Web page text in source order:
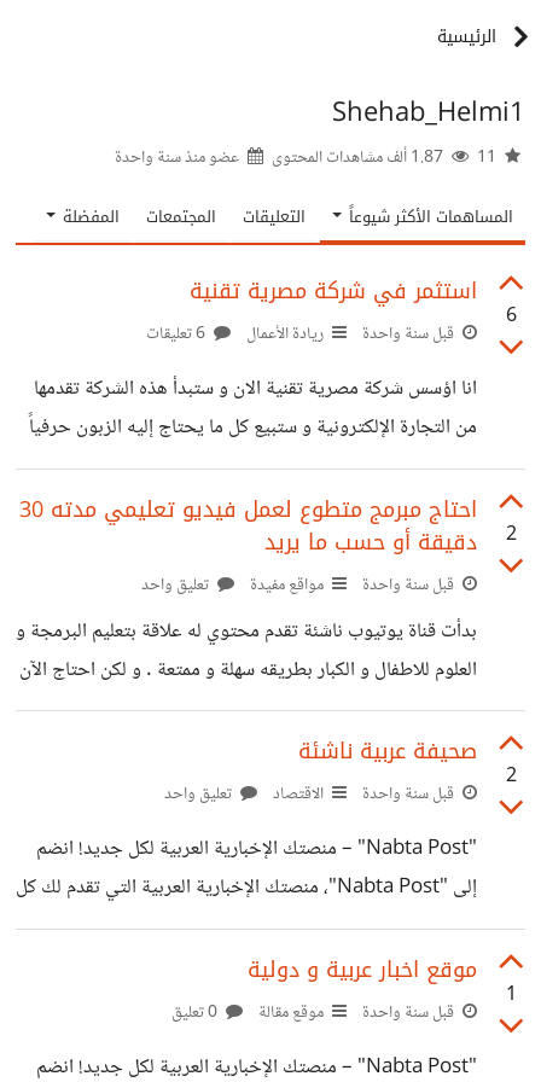
الرئيسية
Shehab_Helmi1
عضو منذسنة واحدة
المساهمات الأكثر شيوعاً التعليقات المجتمعات المفضلة
6
استثمر في شركة مصرية تقنية
قبل سنة واحدة ريادة الأعمال
انا اؤسس شركة مصرية تقنية الان و ستبدأ هذه الشركة تقدمها
من التجارة الإلكترونية و ستبيع كل ما يحتاج إليه الزبون حرفياً
وبعد ذلك ستطلق الشركة خدمة مشاهدة افلام و مسلسلات مقابل
اشتراك شهري او سنربح من الإعلانات و بعد ذلك ستطلق الشركة
خدمة لتوصيل البقالة في نفس اليوم من الطلب و تطلق منتجات
خاصة بها و احتاج للاستثمار في الشركة مقابل إن يأخذ المستثمر
10% من الأسهم أو علي حسب المال الذي سيستثمر به
2
احتاج مبرمج متطوع لعمل فيديو تعليمي مدته 30
دقيقة أو حسب ما يريد
قبل سنة واحدة مواقع مفيدة تعليق واحد
بدأت قناة يوتيوب ناشئة تقدم محتوي له علاقة بتعليم البرمجة و
العلوم للاطفال و الكبار بطريقه سهلة و ممتعة . و لكن احتاج الآن
الي متطوع يصور فيديو قصير يشرح فيه اساسيات البرمجة أو
اساسيات الاردوينو مجاناً في مقابل وضع اسم قناته في الفيديو
ليستمر الفيديو إن شاء الله في التسويق لقناته و جعله يصل
2
صحيفة عربية ناشئة
قبل سنة واحدة الاقتصاد تعليق واحد
"Nabta Post" – منصتك الإخبارية العربية لكل جديد! انضم
إلى "Nabta Post"، منصتك الإخبارية العربية التي تقدم لك كل
ما هو جديد في عالم الصحة، الجمال، الطبيعة، والفضاء! استمتع
بمحتوى شهري مميز يواكب أحدث التوجهات والأبحاث. لا تفوت
1
موقع اخبار عربية و دولية
قبل سنة واحدة موقع مقالة
"Nabta Post" – منصتك الإخبارية العربية لكل جديد! انضم